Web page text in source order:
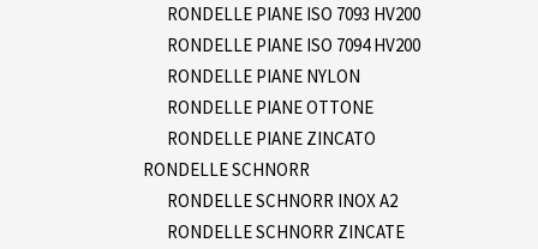
RONDELLE PIANE ISO 7093 HV200
RONDELLE PIANE ISO 7094 HV200
RONDELLE PIANE NYLON
RONDELLE PIANE OTTONE
RONDELLE PIANE ZINCATO
RONDELLE SCHNORR
RONDELLE SCHNORR INOX A2
RONDELLE SCHNORR ZINCATE